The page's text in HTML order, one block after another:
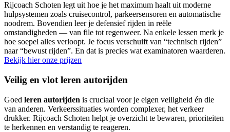
Rijcoach Schoten legt uit hoe je het maximum haalt uit moderne
hulpsystemen zoals cruisecontrol, parkeersensoren en automatische
noodrem. Bovendien leer je defensief rijden in reële
omstandigheden — van file tot regenweer. Na enkele lessen merk je
hoe soepel alles verloopt. Je focus verschuift van “technisch rijden”
naar “bewust rijden”. En dat is precies wat examinatoren waarderen.
Bekijk hier onze prijzen
Veilig en vlot leren autorijden
Goed leren autorijden is cruciaal voor je eigen veiligheid én die
van anderen. Verkeerssituaties worden complexer, het verkeer
drukker. Rijcoach Schoten helpt je overzicht te bewaren, prioriteiten
te herkennen en verstandig te reageren.